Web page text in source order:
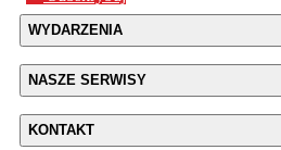
WYDARZENIA
NASZE SERWISY
KONTAKT